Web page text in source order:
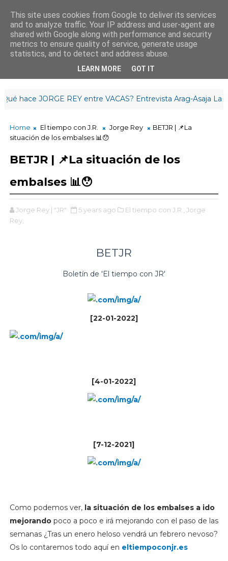
¡Buenas noches!
23: 36 35
JORGE REY entre VACAS? Entrevista Arag-Asaja La Rioja
Home El tiempo con J.R. Jorge Rey
BETJR | 📌La
situación de los embalses 📊😯
BETJR | 📌La situación de los
embalses 📊😯
Jorge Rey | "JR" 5 years ago El tiempo con J.R.,
Jorge
Rey,
BETJR
Boletín de 'El tiempo con JR'
[22-01-2022]
[4-01-2022]
[7-12-2021]
Como podemos ver, la situación de los embalses a ido
mejorandopoco a poco e irá mejorando con el paso de las
semanas ¿Tras un enero heloso vendrá un febrero nevoso?
Os lo contaremos todo aquí en eltiempoconjr.es
This site uses cookies from Google to deliver its services
and to analyze traffic. Your IP address and user-agent are
shared with Google along with performance and security
metrics to ensure quality of service, generate usage
statistics, and to detect and address abuse.
LEARN MORE GOT IT